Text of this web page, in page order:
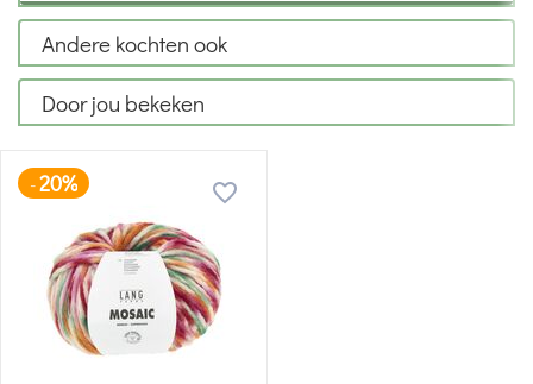
Andere kochten ook
Door jou bekeken
-20%